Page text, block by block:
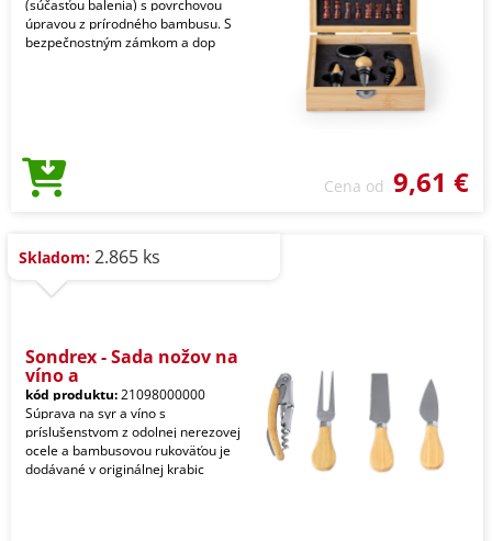
(súčasťou balenia) s povrchovou
úpravou z prírodného bambusu. S
bezpečnostným zámkom a dop
Cena od 9,61 €
Skladom: 2.865 ks
Sondrex - Sada nožov na
víno a
kód produktu:21098000000
Súprava na syr a víno s
príslušenstvom z odolnej nerezovej
ocele a bambusovou rukoväťou je
dodávané v originálnej krabic